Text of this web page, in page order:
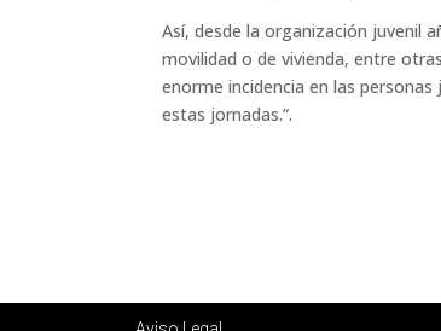
Así, desde la organización juvenil
movilidad o de vivienda, entre
enorme incidencia en las
estas jornadas.”.